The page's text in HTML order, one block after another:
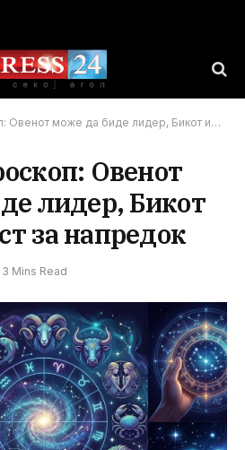
може да биде лидер, Бикот има можност за напредок
Овенот
лидер, Бикот
за напредок
3 Mins Read